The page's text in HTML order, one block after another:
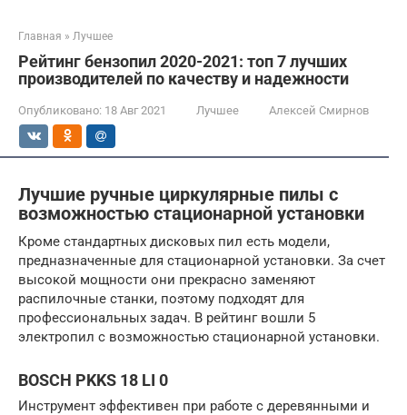
Главная » Лучшее
Рейтинг бензопил 2020-2021: топ 7 лучших
производителей по качеству и надежности
Опубликовано: 18 Авг 2021 Лучшее Алексей Смирнов
Лучшие ручные циркулярные пилы с
возможностью стационарной установки
Кроме стандартных дисковых пил есть модели,
предназначенные для стационарной установки. За счет
высокой мощности они прекрасно заменяют
распилочные станки, поэтому подходят для
профессиональных задач. В рейтинг вошли 5
электропил с возможностью стационарной установки.
BOSCH PKKS 18 LI 0
Инструмент эффективен при работе с деревянными и